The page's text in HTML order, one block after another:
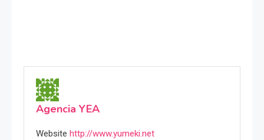
Agencia YEA
Website http://www.yumeki.net